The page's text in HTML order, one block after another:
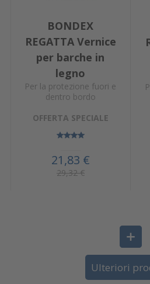
BONDEX
REGATTA Vernice
per barche in
legno
Per la protezione fuori e
dentro bordo
OFFERTA SPECIALE
21,83 €
29,32 €
Ulteriori